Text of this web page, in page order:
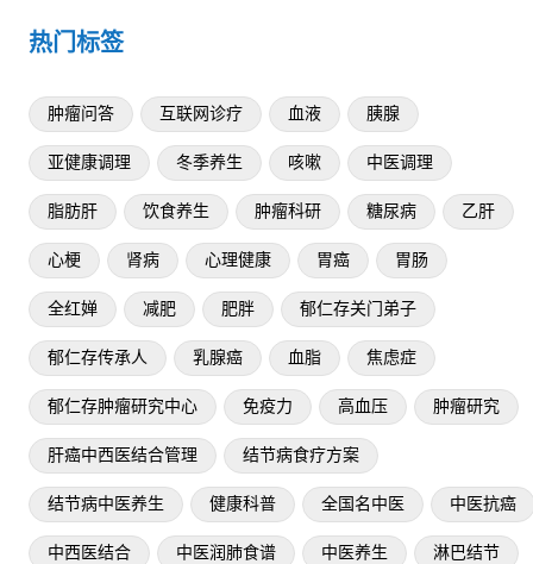
热门标签
肿瘤问答 互联网诊疗 血液 胰腺
亚健康调理 冬季养生 咳嗽 中医调理
脂肪肝 饮食养生 肿瘤科研 糖尿病 乙肝
心梗 肾病 心理健康 胃癌 胃肠
全红婵 减肥 肥胖 郁仁存关门弟子
郁仁存传承人 乳腺癌 血脂 焦虑症
郁仁存肿瘤研究中心 免疫力 高血压 肿瘤研究
肝癌中西医结合管理 结节病食疗方案
结节病中医养生 健康科普 全国名中医 中医抗癌
中西医结合 中医润肺食谱 中医养生 淋巴结节